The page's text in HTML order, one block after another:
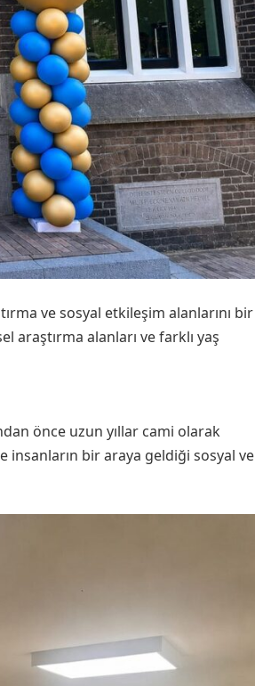
ve sosyal etkileşim alanlarını bir
araştırma alanları ve farklı yaş
önce uzun yıllar cami olarak
insanların bir araya geldiği sosyal ve